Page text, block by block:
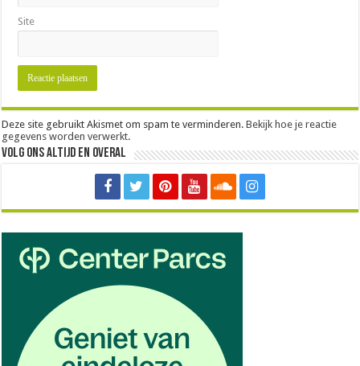
Site
Deze site gebruikt Akismet om spam te verminderen.Bekijk hoe je reactie
gegevens worden verwerkt.
Volg ons altijd en overal